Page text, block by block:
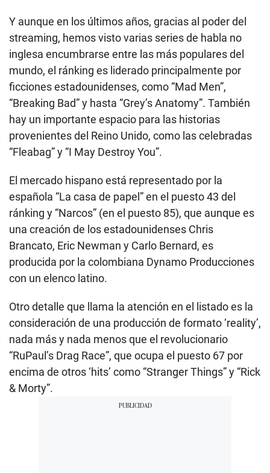
Y aunque en los últimos años, gracias al poder del
streaming, hemos visto varias series de habla no
inglesa encumbrarse entre las más populares del
mundo, el ránking es liderado principalmente por
ficciones estadounidenses, como “Mad Men”,
“Breaking Bad” y hasta “Grey’s Anatomy”. También
hay un importante espacio para las historias
provenientes del Reino Unido, como las celebradas
“Fleabag” y “I May Destroy You”.
El mercado hispano está representado por la
española “La casa de papel” en el puesto 43 del
ránking y “Narcos” (en el puesto 85), que aunque es
una creación de los estadounidenses Chris
Brancato, Eric Newman y Carlo Bernard, es
producida por la colombiana Dynamo Producciones
con un elenco latino.
Otro detalle que llama la atención en el listado es la
consideración de una producción de formato ‘reality’,
nada más y nada menos que el revolucionario
“RuPaul’s Drag Race”, que ocupa el puesto 67 por
encima de otros ‘hits’ como “Stranger Things” y “Rick
& Morty”.